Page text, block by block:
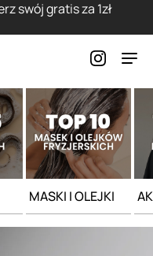
swój gratis za 1zł
MASKI I OLEJKI